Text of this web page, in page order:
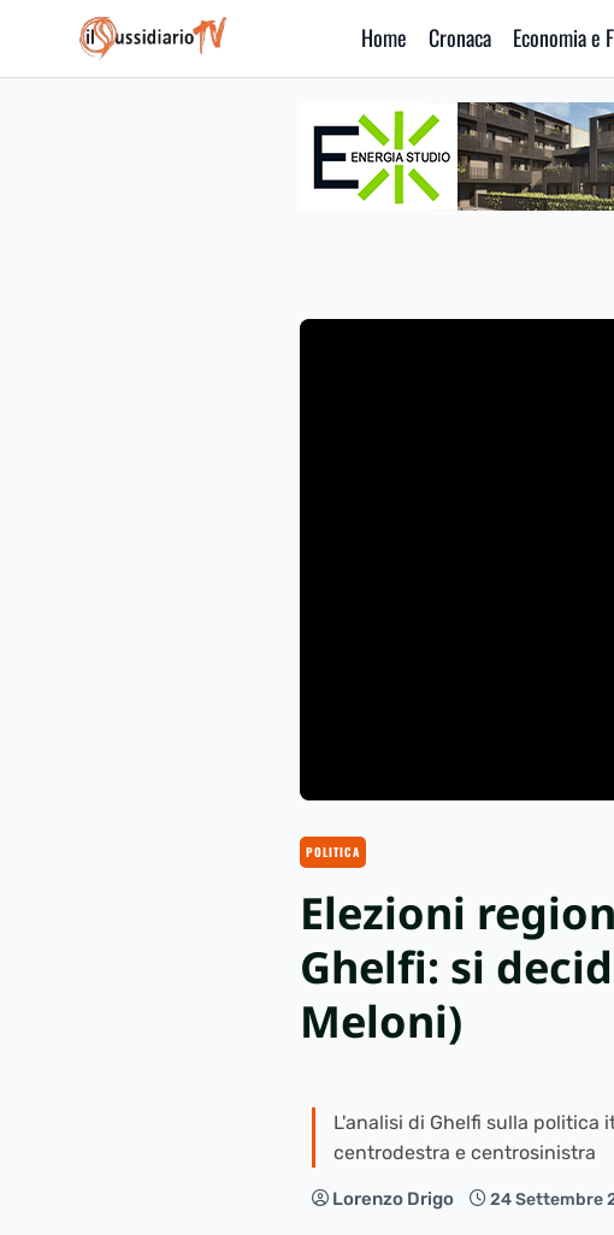
IlSussidiario TV
Home Cronaca Economia e
POLITICA
Elezioni
Ghelfi: si
Meloni)
L'analisi di Ghelfi sulla politica
centrodestra e centrosinistra
Lorenzo Drigo 24 Settembre